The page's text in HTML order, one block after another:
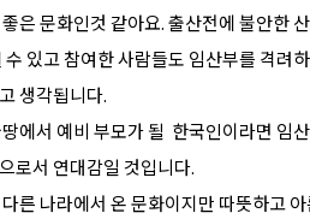
은 문화인것 같아요. 출산전에 불안한
있고 참여한 사람들도 임산부를 격려
생각됩니다.
에서 예비 부모가 될 한국인이라면 임
로서 연대감일 것입니다.
른 나라에서 온 문화이지만 따뜻하고